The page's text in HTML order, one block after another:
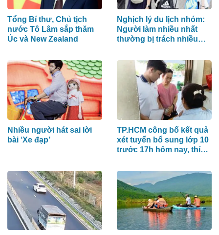
Tổng Bí thư, Chủ tịch
nước Tô Lâm sắp thăm
Úc và New Zealand
Nghịch lý du lịch nhóm:
Người làm nhiều nhất
thường bị trách nhiều
Nhiều người hát sai lời
bài ‘Xe đạp’
TP.HCM công bố kết quả
xét tuyển bổ sung lớp 10
trước 17h hôm nay, thí